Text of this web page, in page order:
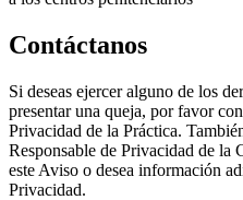
Contáctanos
Si deseas ejercer alguno de los
presentar una queja, por favor
Privacidad de la Práctica.
Responsable de Privacidad de la
este Aviso o desea información
Privacidad.